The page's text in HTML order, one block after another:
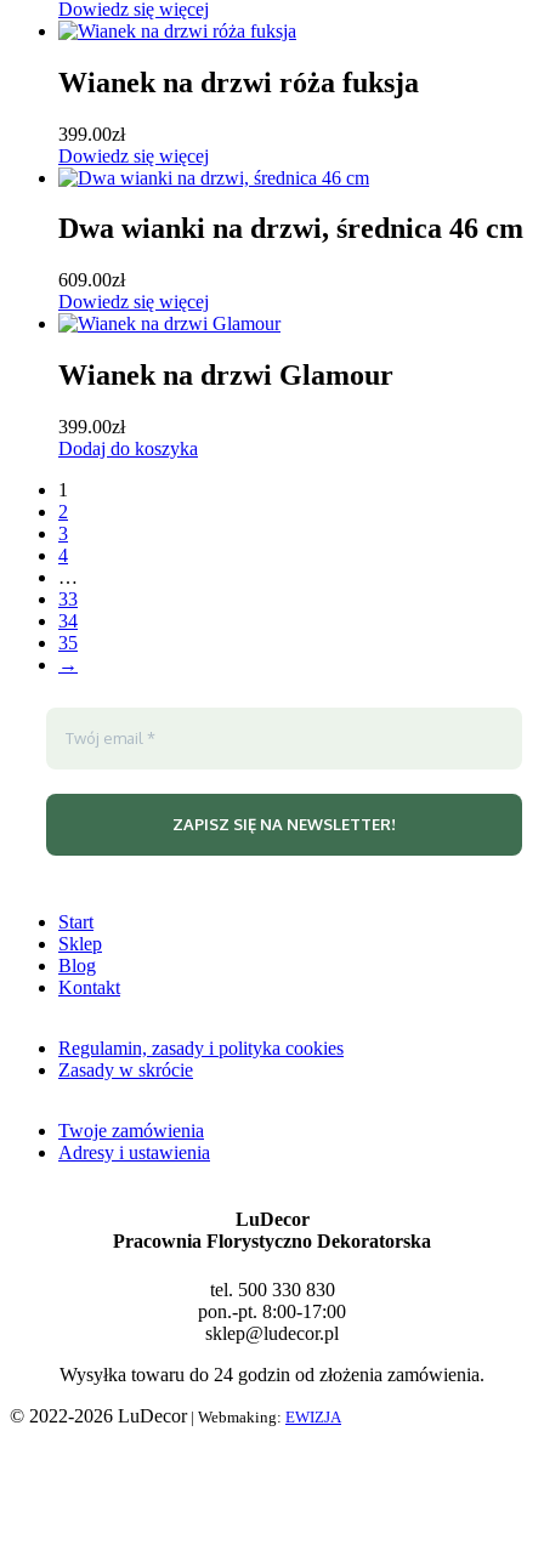
Dowiedz się więcej
Wianek na drzwi róża fuksja
399.00zł
Dowiedz się więcej
Dwa wianki na drzwi, średnica 46 cm
609.00zł
Dowiedz się więcej
Wianek na drzwi Glamour
399.00zł
Dodaj do koszyka
1
2
3
4
…
33
34
35
→
Start
Sklep
Blog
Kontakt
Regulamin, zasady i polityka cookies
Zasady w skrócie
Twoje zamówienia
Adresy i ustawienia
LuDecor
Pracownia Florystyczno Dekoratorska
tel. 500 330 830
pon.-pt. 8:00-17:00
sklep@ludecor.pl
Wysyłka towaru do 24 godzin od złożenia zamówienia.
© 2022-2026 LuDecor| Webmaking: EWIZJA